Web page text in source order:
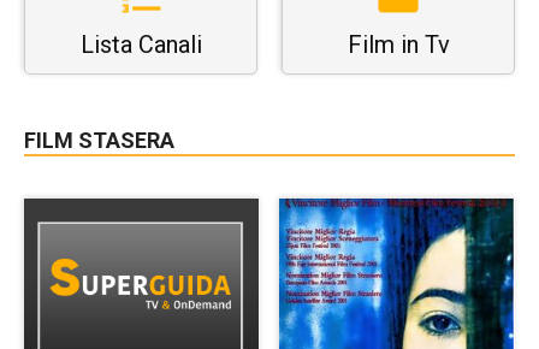
Lista Canali Film in Tv
FILM STASERA